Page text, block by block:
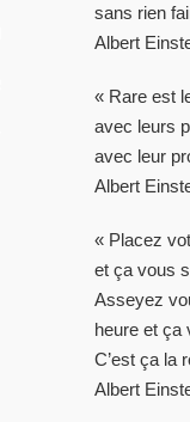
VIDEOS
sans rien
Albert
« Rare est
avec leurs
avec leur
Albert
« Placez
et ça vous
Asseyez
heure et ça
C’est ça la
Albert